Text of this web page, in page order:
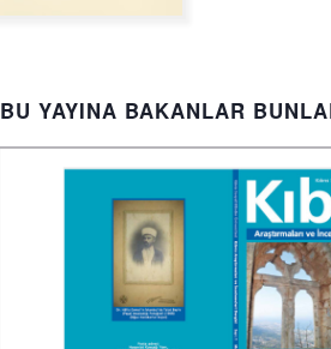
BU YAYINA BAKANLAR